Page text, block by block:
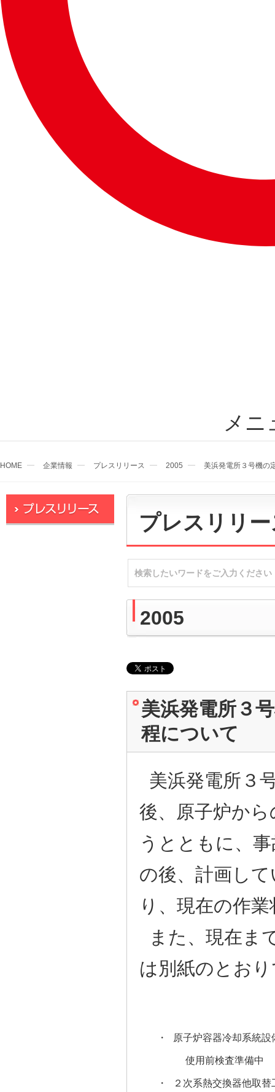
メニ
HOME 企業情報 プレスリリース 2005 美浜発電所３号機の
プレスリリ
2005
美浜発電所３
程について
美浜発電所３
後、原子炉か
うとともに、
の後、計画し
り、現在の作
また、現在ま
は別紙のとお
・ 原子炉容器冷却系統
使用前検査準備中
・ ２次系熱交換器他取替